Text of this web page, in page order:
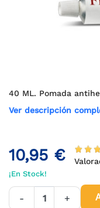
40 ML. Pomada
Ver descripción
10,95 €
¡En Stock!
- +